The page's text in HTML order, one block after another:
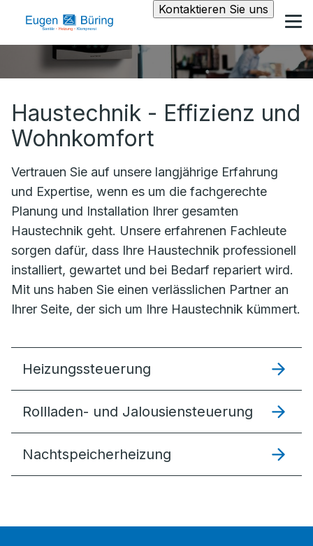
Kontaktieren Sie uns
Haustechnik - Effizienz und
Wohnkomfort
Vertrauen Sie auf unsere langjährige Erfahrung
und Expertise, wenn es um die fachgerechte
Planung und Installation Ihrer gesamten
Haustechnik geht. Unsere erfahrenen Fachleute
sorgen dafür, dass Ihre Haustechnik professionell
installiert, gewartet und bei Bedarf repariert wird.
Mit uns haben Sie einen verlässlichen Partner an
Ihrer Seite, der sich um Ihre Haustechnik kümmert.
Heizungssteuer­ung
Rollladen- und Jalousiensteuerung
Nachtspeicherheizung